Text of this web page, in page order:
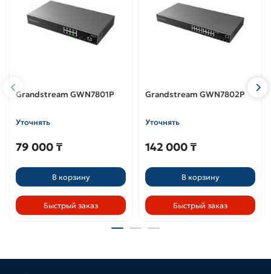
Grandstream GWN7801P
Уточнять
79 000 ₸
В корзину
Быстрый заказ
Grandstream GWN7802P
Уточнять
142 000 ₸
В корзину
Быстрый заказ